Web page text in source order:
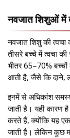
नवजात शिशुओं में
नवजात शिशु की
तीसरे बच्चे में त्वचा
भीतर 65–70%
आती है, जैसे कि दाने,
इनमें से अधिकांश
जाती है। यही कारण
करते हैं, क्योंकि यह एक
जाती है। लेकिन कुछ